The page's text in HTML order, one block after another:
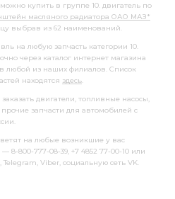
купить в группе 10. двигатель по
масляного радиатора ОАО МАЗ*
выбрав из 62 наименований.
на любую запчасть категории 10.
через каталог интернет магазина
любой из наших филиалов. Список
находятся здесь.
двигатели, топливные насосы,
запчасти для автомобилей с
на любые возникшие у вас
8-800-777-08-39, +7 4852 77-00-10 или
Viber, социальную сеть VK.